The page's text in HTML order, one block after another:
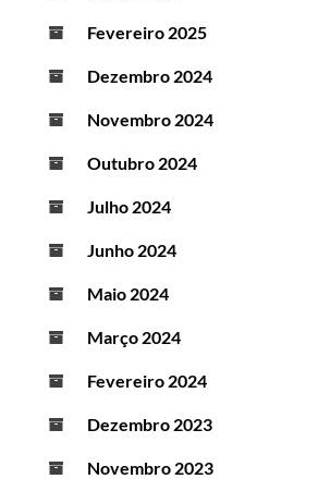
Fevereiro 2025
Dezembro 2024
Novembro 2024
Outubro 2024
Julho 2024
Junho 2024
Maio 2024
Março 2024
Fevereiro 2024
Dezembro 2023
Novembro 2023